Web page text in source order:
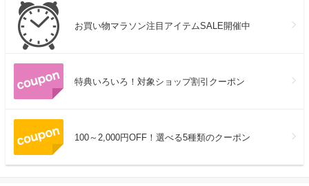
お買い物マラソン注目アイテムSALE開催中
特典いろいろ！対象ショップ割引クーポン
100～2,000円OFF！選べる5種類のクーポン